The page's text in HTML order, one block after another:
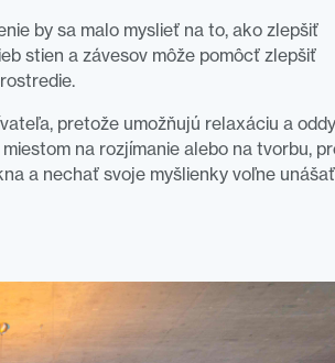
by sa malo myslieť na to, ako zlepšiť
stien a závesov môže pomôcť zlepšiť
pretože umožňujú relaxáciu a
na rozjímanie alebo na tvorbu,
a nechať svoje myšlienky voľne